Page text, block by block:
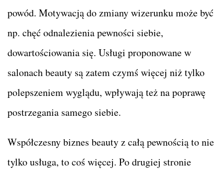
powód. Motywacją do zmiany wizerunku może być
np. chęć odnalezienia pewności siebie,
dowartościowania się. Usługi proponowane w
salonach beauty są zatem czymś więcej niż tylko
polepszeniem wyglądu, wpływają też na poprawę
postrzegania samego siebie.
Współczesny biznes beauty z całą pewnością to nie
tylko usługa, to coś więcej. Po drugiej stronie